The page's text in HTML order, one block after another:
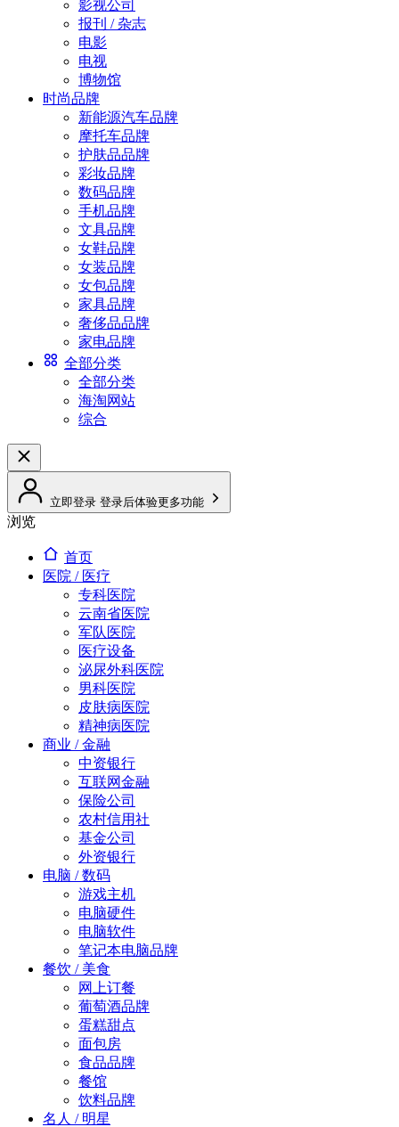
影视公司
报刊 / 杂志
电影
电视
博物馆
时尚品牌
新能源汽车品牌
摩托车品牌
护肤品品牌
彩妆品牌
数码品牌
手机品牌
文具品牌
女鞋品牌
女装品牌
女包品牌
家具品牌
奢侈品品牌
家电品牌
全部分类
全部分类
海淘网站
综合
立即登录 登录后体验更多功能
浏览
首页
医院 / 医疗
专科医院
云南省医院
军队医院
医疗设备
泌尿外科医院
男科医院
皮肤病医院
精神病医院
商业 / 金融
中资银行
互联网金融
保险公司
农村信用社
基金公司
外资银行
电脑 / 数码
游戏主机
电脑硬件
电脑软件
笔记本电脑品牌
餐饮 / 美食
网上订餐
葡萄酒品牌
蛋糕甜点
面包房
食品品牌
餐馆
饮料品牌
名人 / 明星